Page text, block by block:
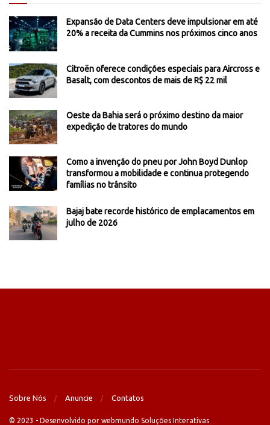
Expansão de Data Centers deve impulsionar em até
20% a receita da Cummins nos próximos cinco anos
Citroën oferece condições especiais para Aircross e
Basalt, com descontos de mais de R$ 22 mil
Oeste da Bahia será o próximo destino da maior
expedição de tratores do mundo
Como a invenção do pneu por John Boyd Dunlop
transformou a mobilidade e continua protegendo
famílias no trânsito
Bajaj bate recorde histórico de emplacamentos em
julho de 2026
Sobre Nós Anuncie Contatos
© 2023 - Desenvolvido por webmundo Soluções Interativas